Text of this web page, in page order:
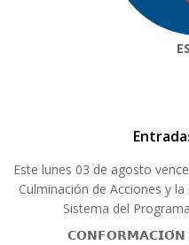
Este lunes 03 de agosto
Culminación de Acciones y
Sistema del
𝗖𝗢𝗡𝗙𝗢𝗥𝗠𝗔𝗖𝗜𝗢́𝗡